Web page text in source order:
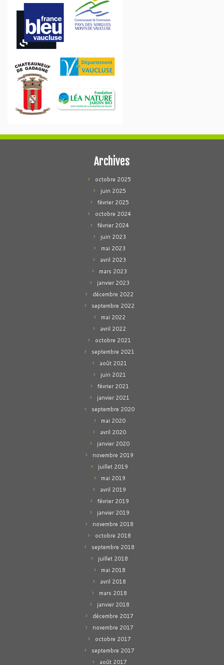
Archives
octobre 2025
juin 2025
février 2025
octobre 2024
février 2024
juin 2023
mai 2023
avril 2023
mars 2023
janvier 2023
décembre 2022
septembre 2022
mai 2022
avril 2022
octobre 2021
septembre 2021
août 2021
juin 2021
février 2021
janvier 2021
septembre 2020
mai 2020
avril 2020
janvier 2020
novembre 2019
juillet 2019
mai 2019
avril 2019
février 2019
janvier 2019
novembre 2018
octobre 2018
septembre 2018
juillet 2018
mai 2018
avril 2018
mars 2018
janvier 2018
décembre 2017
novembre 2017
octobre 2017
septembre 2017
août 2017